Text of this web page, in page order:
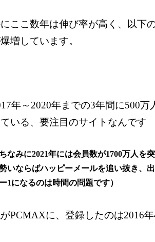
ここ数年は伸び率が高く、以下
増しています。
年～2020年までの3年間に500万
ている、要注目のサイトなんです
ちなみに2021年には会員数が1700万人を
いならばハッピーメールを追い抜き、
1になるのは時間の問題です）
PCMAXに、登録したのは2016